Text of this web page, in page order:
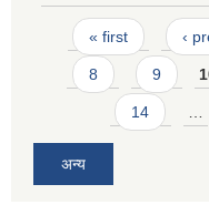
Pages
« first ‹
8 9
14 …
अन्य